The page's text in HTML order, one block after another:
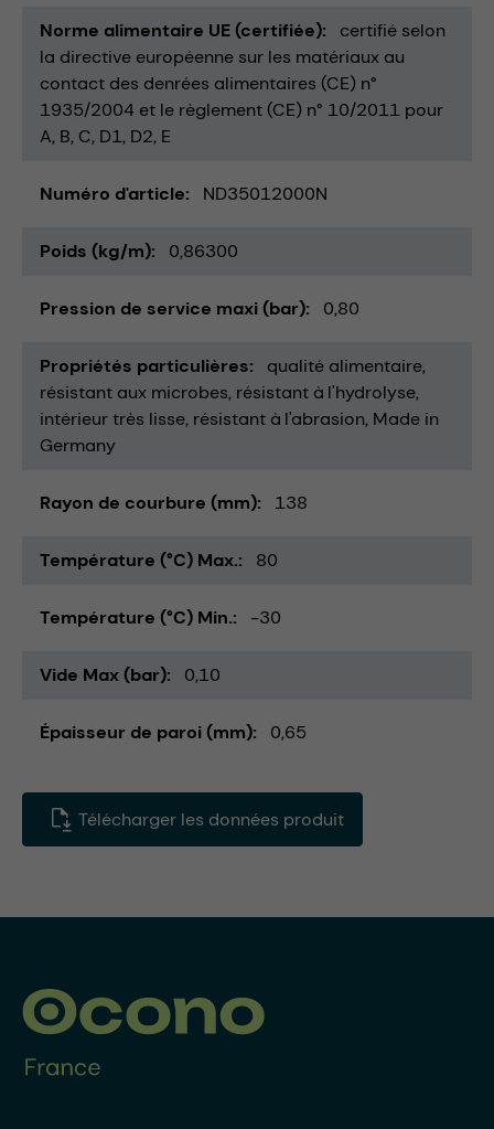
Norme alimentaire UE (certifiée)
certifié selon
la directive européenne sur les matériaux au
contact des denrées alimentaires (CE) n°
1935/2004 et le règlement (CE) n° 10/2011 pour
A, B, C, D1, D2, E
Numéro d'article ND35012000N
Poids (kg/m) 0,86300
Pression de service maxi (bar) 0,80
Propriétés particulières
qualité alimentaire
résistant aux microbes résistant à l'hydrolyse
intérieur très lisse résistant à l'abrasion Made in
Germany
Rayon de courbure (mm) 138
Température (°C) Max. 80
Température (°C) Min. -30
Vide Max (bar) 0,10
Épaisseur de paroi (mm) 0,65
Télécharger les données produit